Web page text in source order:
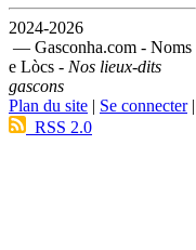
2024-2026
— Gasconha.com - Noms
e Lòcs - Nos lieux-dits
gascons
Plan du site | Se connecter|
RSS 2.0